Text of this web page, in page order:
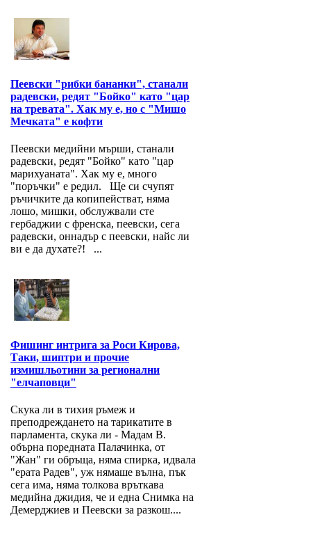
Пеевски "рибки бананки", станали
радевски, редят "Бойко" като "цар
на тревата". Хак му е, но с "Мишо
Мечката" е кофти
Пеевски медийни мърши, станали
радевски, редят "Бойко" като "цар
марихуаната". Хак му е, много
"поръчки" е редил. Ще си счупят
ръчичките да копипействат, няма
лошо, мишки, обслужвали сте
гербаджии с френска, пеевски, сега
радевски, оннадър с пеевски, найс ли
ви е да духате?! ...
Фишинг интрига за Роси Кирова,
Таки, шиптри и прочие
измишльотини за регионални
"елчаповци"
Скука ли в тихия ръмеж и
преподреждането на тарикатите в
парламента, скука ли - Мадам В.
обърна поредната Палачинка, от
"Жан" ги обръща, няма спирка, идвала
"ерата Радев", уж нямаше вълна, пък
сега има, няма толкова връткава
медийна джидия, че и една Снимка на
Демерджиев и Пеевски за разкош....